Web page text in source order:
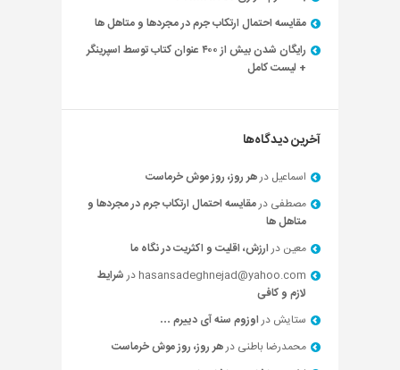
مقایسه احتمال ارتکاب جرم در مجردها و متاهل ها
رایگان شدن بیش از ۴۰۰ عنوان کتاب توسط اسپرینگر
+ لیست کامل
آخرین دیدگاه‌ها
اسماعیل درهر روز، روز موش خرماست
مصطفی درمقایسه احتمال ارتکاب جرم در مجردها و
متاهل ها
معین درارزش، اقلیت و اکثریت در نگاه ما
hasansadeghnejad@yahoo.com درشرایط
لازم و کافی
ستایش دراوزوم سنه آی دییرم …
محمدرضا باطنی درهر روز، روز موش خرماست